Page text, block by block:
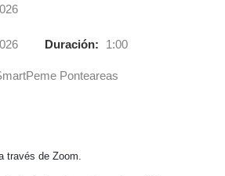
Duración: 1:00
Ponteareas
través de Zoom.